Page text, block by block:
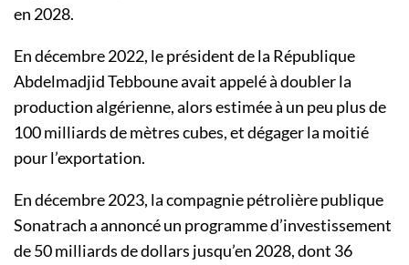
en 2028.
En décembre 2022, le président de la République
Abdelmadjid Tebboune avait appelé à doubler la
production algérienne, alors estimée à un peu plus de
100 milliards de mètres cubes, et dégager la moitié
pour l’exportation.
En décembre 2023, la compagnie pétrolière publique
Sonatrach a annoncé un programme d’investissement
de 50 milliards de dollars jusqu’en 2028, dont 36